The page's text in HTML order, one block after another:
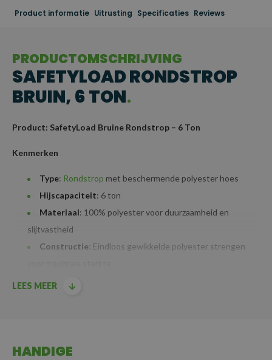
Product informatie Uitrusting Specificaties Reviews
PRODUCTOMSCHRIJVING
SAFETYLOAD RONDSTROP
BRUIN, 6 TON
Product: SafetyLoad Bruine Rondstrop – 6 Ton
Kenmerken
Type: Rondstrop met beschermende polyester hoes
Hijscapaciteit: 6 ton
Materiaal: 100% polyester voor duurzaamheid en
slijtvastheid
Constructie: Eindloos gewikkelde polyester strengen
Belastingsindicatie
Safety Factor:
LEES MEER
HANDIGE